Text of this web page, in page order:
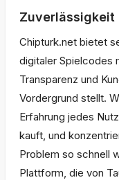
Zuverlässigkeit
Chipturk.net bietet
digitaler Spielcodes
Transparenz und
Vordergrund stellt.
Erfahrung jedes
kauft, und
Problem so schnell
Plattform, die von